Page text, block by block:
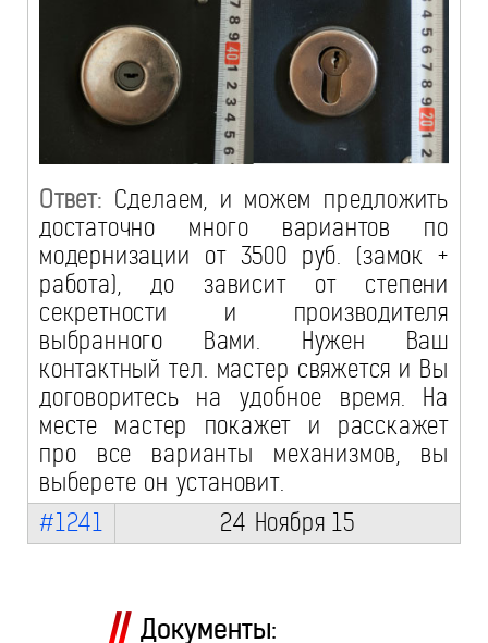
Ответ: Сделаем, и можем предложить
достаточно много вариантов по
модернизации от 3500 руб. (замок +
работа), до зависит от степени
секретности и производителя
выбранного Вами. Нужен Ваш
контактный тел. мастер свяжется и Вы
договоритесь на удобное время. На
месте мастер покажет и расскажет
про все варианты механизмов, вы
выберете он установит.
#1241
24 Ноября 15
Документы: